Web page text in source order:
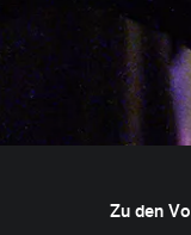
Zu den